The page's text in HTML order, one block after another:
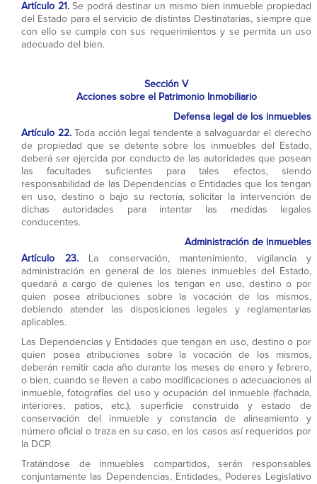
Artículo 21.Se podrá destinar un mismo bien inmueble propiedad
del Estado para el servicio de distintas Destinatarias, siempre que
con ello se cumpla con sus requerimientos y se permita un uso
adecuado del bien.
Sección V
Acciones sobre el Patrimonio Inmobiliario
Defensa legal de los inmuebles
Artículo 22.
Toda acción legal tendente a salvaguardar el derecho
de propiedad que se detente sobre los inmuebles del Estado,
deberá ser ejercida por conducto de las autoridades que posean
las facultades suficientes para tales efectos, siendo
responsabilidad de las Dependencias o Entidades que los tengan
en uso, destino o bajo su rectoría, solicitar la intervención de
dichas autoridades para intentar las medidas legales
conducentes.
Administración de inmuebles
Artículo 23.
La conservación, mantenimiento, vigilancia y
administración en general de los bienes inmuebles del Estado,
quedará a cargo de quienes los tengan en uso, destino o por
quien posea atribuciones sobre la vocación de los mismos,
debiendo atender las disposiciones legales y reglamentarias
aplicables.
Las Dependencias y Entidades que tengan en uso, destino o por
quien posea atribuciones sobre la vocación de los mismos,
deberán remitir cada año durante los meses de enero y febrero,
o bien, cuando se lleven a cabo modificaciones o adecuaciones al
inmueble, fotografías del uso y ocupación del inmueble (fachada,
interiores, patios, etc.), superficie construida y estado de
conservación del inmueble y constancia de alineamiento y
número oficial o traza en su caso, en los casos así requeridos por
la DCP.
Tratándose de inmuebles compartidos, serán responsables
conjuntamente las Dependencias, Entidades, Poderes Legislativo